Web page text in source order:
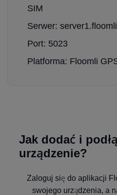
SIM
Serwer:
Port: 5023
Platforma: Floomli
Jak dodać i
urządzenie?
Zaloguj się do aplikacji
swojego urządzenia, a